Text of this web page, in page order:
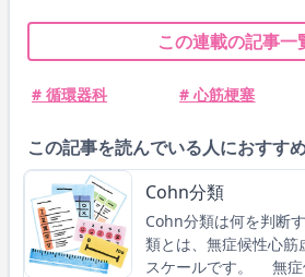
この連載の記事一
# 循環器科 # 心筋梗塞
この記事を読んでいる人におすす
Cohn分類
Cohn分類は何を判
類とは、無症候性心
スケールです。 無症